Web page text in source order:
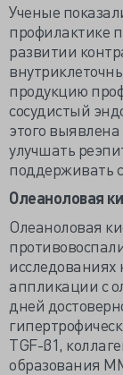
Ученые
профилактике
развитии
продукцию
сосудистый
этого выявлена
улучшать
поддерживать
Олеаноловая
Олеаноловая
исследованиях
аппликации с
дней
TGF-β1,
образования